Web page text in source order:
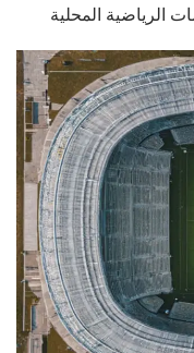
الرياضية المحلية